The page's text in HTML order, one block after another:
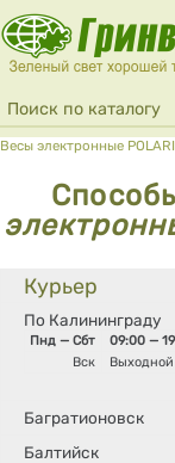
Перейти к
Форма поиска
Поиск
Вы здесь
Весы электронные
Курьер
По Калининграду
Пнд — Сбт
09:00 —
Вск
Выходной
Багратионовск
Балтийск